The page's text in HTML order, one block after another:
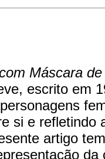
Máscara
escrito em
si e refletindo
artigo